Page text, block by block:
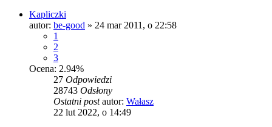
Kapliczki
autor: be-good » 24 mar 2011, o 22:58
1
2
3
Ocena: 2.94%
27 Odpowiedzi
28743 Odsłony
Ostatni postautor: Wałasz
22 lut 2022, o 14:49